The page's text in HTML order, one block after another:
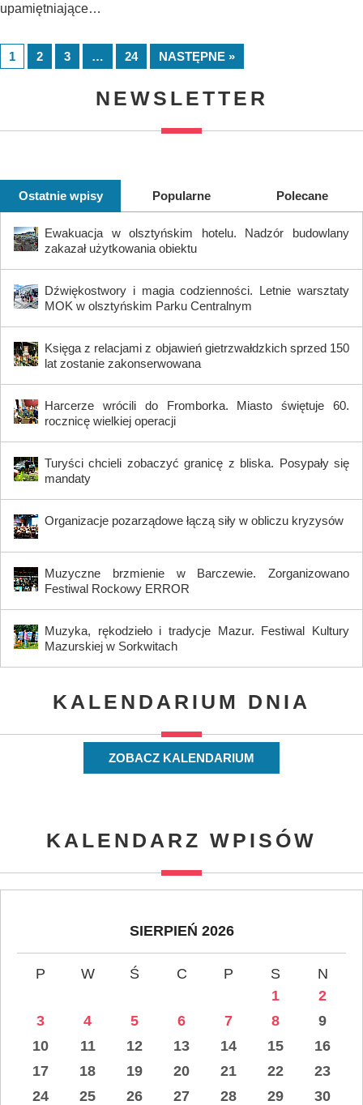
upamiętniające…
1 2 3 … 24 NASTĘPNE »
NEWSLETTER
Ostatnie wpisy Popularne Polecane
Ewakuacja w olsztyńskim hotelu. Nadzór budowlany
zakazał użytkowania obiektu
Dźwiękostwory i magia codzienności. Letnie warsztaty
MOK w olsztyńskim Parku Centralnym
Księga z relacjami z objawień gietrzwałdzkich sprzed 150
lat zostanie zakonserwowana
Harcerze wrócili do Fromborka. Miasto świętuje 60.
rocznicę wielkiej operacji
Turyści chcieli zobaczyć granicę z bliska. Posypały się
mandaty
Organizacje pozarządowe łączą siły w obliczu kryzysów
Muzyczne brzmienie w Barczewie. Zorganizowano
Festiwal Rockowy ERROR
Muzyka, rękodzieło i tradycje Mazur. Festiwal Kultury
Mazurskiej w Sorkwitach
KALENDARIUM DNIA
ZOBACZ KALENDARIUM
KALENDARZ WPISÓW
SIERPIEŃ 2026
P W Ś C P S
N
1
2
3
4 5 6 7 8
9
10
11 12 13 14 15
16
17
18 19 20 21 22
23
24
25 26 27 28 29
30